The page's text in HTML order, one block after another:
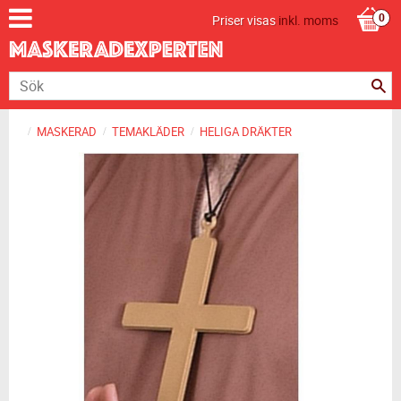
Priser visasinkl. moms
MASKERAD TEMAKLÄDER HELIGA DRÄKTER